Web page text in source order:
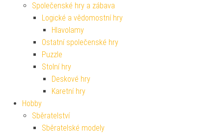
Společenské hry a zábava
Logické a vědomostní hry
Hlavolamy
Ostatní společenské hry
Puzzle
Stolní hry
Deskové hry
Karetní hry
Hobby
Sběratelství
Sběratelské modely